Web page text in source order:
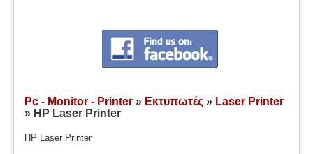
Pc - Monitor - Printer » Εκτυπωτές » Laser Printer
» HP Laser Printer
HP Laser Printer